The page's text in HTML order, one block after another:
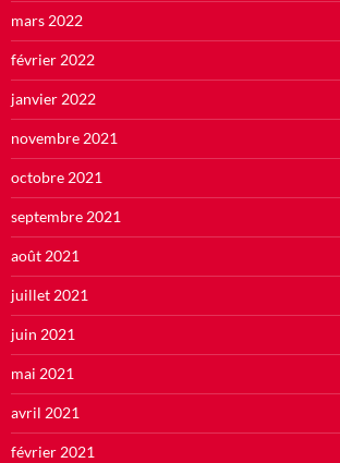
mars 2022
février 2022
janvier 2022
novembre 2021
octobre 2021
septembre 2021
août 2021
juillet 2021
juin 2021
mai 2021
avril 2021
février 2021